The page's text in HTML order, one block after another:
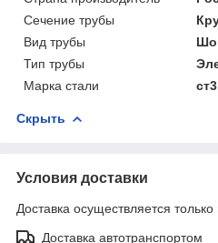
Сечение трубы
Вид трубы
Тип трубы
Марка стали
Скрыть
Условия доставки
Доставка осуществляется
Доставка автотранспортом